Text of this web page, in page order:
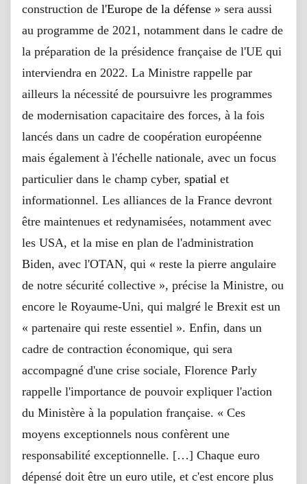
construction de l'Europe de la défense » sera aussi
au programme de 2021, notamment dans le cadre de
la préparation de la présidence française de l'UE qui
interviendra en 2022. La Ministre rappelle par
ailleurs la nécessité de poursuivre les programmes
de modernisation capacitaire des forces, à la fois
lancés dans un cadre de coopération européenne
mais également à l'échelle nationale, avec un focus
particulier dans le champ cyber, spatial et
informationnel. Les alliances de la France devront
être maintenues et redynamisées, notamment avec
les USA, et la mise en plan de l'administration
Biden, avec l'OTAN, qui « reste la pierre angulaire
de notre sécurité collective », précise la Ministre, ou
encore le Royaume-Uni, qui malgré le Brexit est un
« partenaire qui reste essentiel ». Enfin, dans un
cadre de contraction économique, qui sera
accompagné d'une crise sociale, Florence Parly
rappelle l'importance de pouvoir expliquer l'action
du Ministère à la population française. « Ces
moyens exceptionnels nous confèrent une
responsabilité exceptionnelle. […] Chaque euro
dépensé doit être un euro utile, et c'est encore plus